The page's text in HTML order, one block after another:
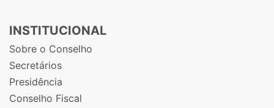
INSTITUCIONAL
Sobre o Conselho
Secretários
Presidência
Conselho Fiscal